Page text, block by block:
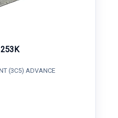
(3C5) ADVANCE